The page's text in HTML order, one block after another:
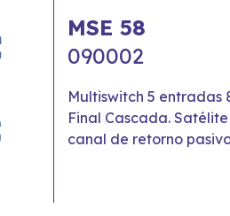
MSE 58
090002
Multiswitch 5 entradas
Final Cascada.
canal de retorno